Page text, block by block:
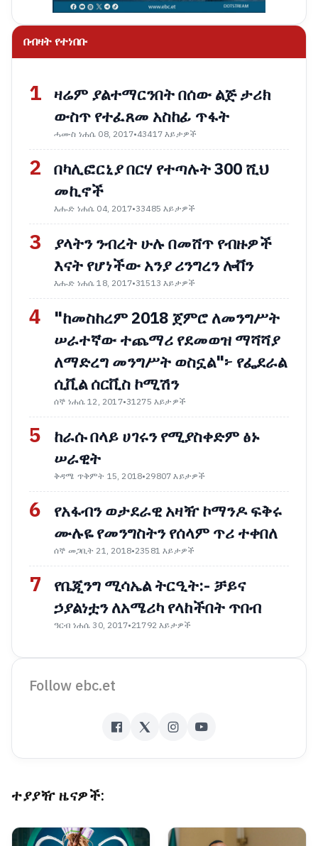
በብዛት የተነበቡ
1 ዛሬም ያልተማርንበት በሰው ልጅ ታሪክ
ውስጥ የተፈጸመ አስከፊ ጥፋት
ሓሙስ ነሐሴ 08, 2017•43417 እይታዎች
2 በካሊፎርኒያ በርሃ የተጣሉት 300 ሺህ
መኪኖች
እሑድ ነሐሴ 04, 2017•33485 እይታዎች
3
ያላትን ንብረት ሁሉ በመሸጥ የብዙዎች
እናት የሆነችው አንያ ሪንግረን ሎቨን
እሑድ ነሐሴ 18, 2017•31513 እይታዎች
4
"ከመስከረም 2018 ጀምሮ ለመንግሥት
ሠራተኛው ተጨማሪ የደመወዝ ማሻሻያ
ለማድረግ መንግሥት ወስኗል"፦ የፌደራል
ሲቪል ሰርቪስ ኮሚሽን
ሰኞ ነሐሴ 12, 2017•31275 እይታዎች
5
ከራሱ በላይ ሀገሩን የሚያስቀድም ፅኑ
ሠራዊት
ቅዳሜ ጥቅምት 15, 2018•29807 እይታዎች
6
የአፋብን ወታደራዊ አዛዥ ኮማንዶ ፍቅሩ
ሙሉዬ የመንግስትን የሰላም ጥሪ ተቀበለ
ሰኞ መጋቢት 21, 2018•23581 እይታዎች
7
የቤጂንግ ሚሳኤል ትርዒት:- ቻይና
ኃያልነቷን ለአሜሪካ የላከችበት ጥበብ
ዓርብ ነሐሴ 30, 2017•21792 እይታዎች
Follow ebc.et
ተያያዥ ዜናዎች: